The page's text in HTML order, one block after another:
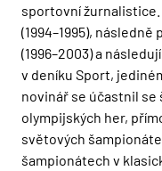
sportovní
(1994–1995),
(1996–2003) a
v deníku Sport,
novinář se účastnil
olympijských her,
světových
šampionátech v